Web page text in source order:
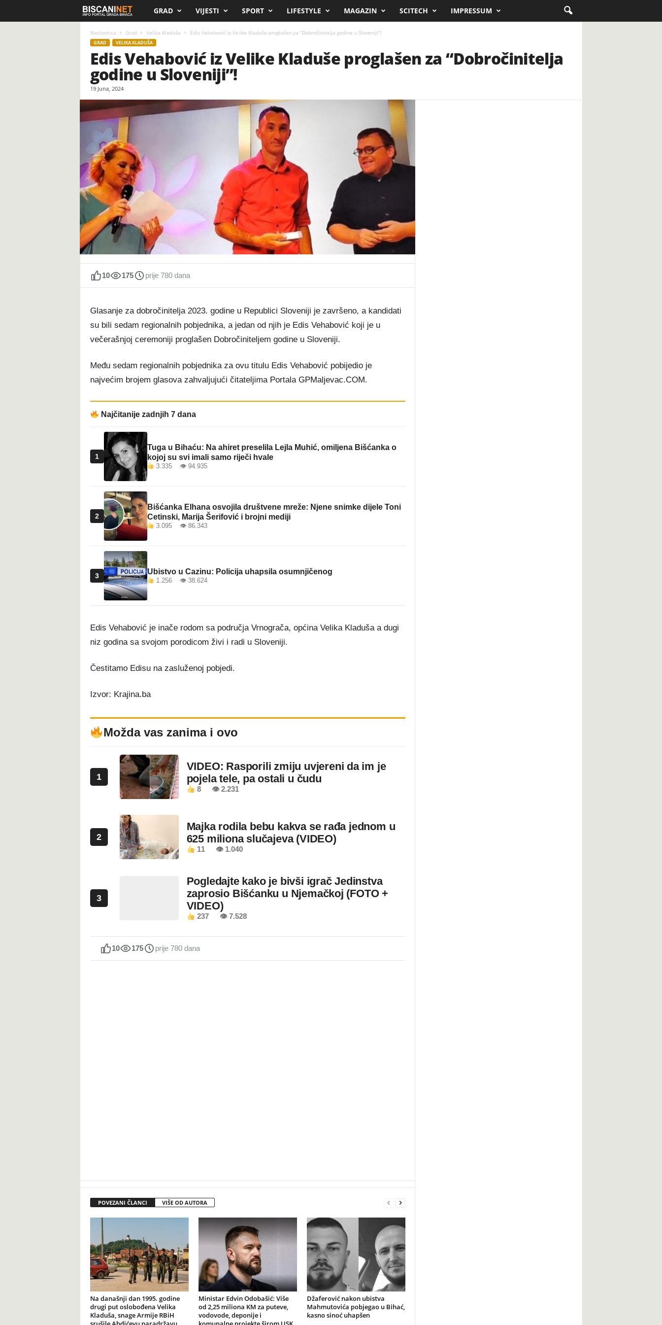
i
s
t
GRAD VIJESTI SPORT LIFESTYLE MAGAZIN SCITECH IMPRESSUM
Naslovnica Grad Velika Kladuša Edis Vehabović iz Velike Kladuše proglašen za “Dobročinitelja godine u Sloveniji”!
GRAD VELIKA KLADUŠA
Edis Vehabović iz Velike Kladuše proglašen za “Dobročinitelja
godine u Sloveniji”!
19 Juna, 2024
10 175 prije 780 dana
Glasanje za dobročinitelja 2023. godine u Republici Sloveniji je završeno, a kandidati
su bili sedam regionalnih pobjednika, a jedan od njih je Edis Vehabović koji je u
večerašnjoj ceremoniji proglašen Dobročiniteljem godine u Sloveniji.
Među sedam regionalnih pobjednika za ovu titulu Edis Vehabović pobijedio je
najvećim brojem glasova zahvaljujući čitateljima Portala GPMaljevac.COM.
Najčitanije zadnjih 7 dana
1
Tuga u Bihaću: Na ahiret preselila Lejla Muhić, omiljena Bišćanka o
kojoj su svi imali samo riječi hvale
3.335 👁 94.935
2
Bišćanka Elhana osvojila društvene mreže: Njene snimke dijele Toni
Cetinski, Marija Šerifović i brojni mediji
3.095 👁 86.343
3 Ubistvo u Cazinu: Policija uhapsila osumnjičenog
1.256 👁 38.624
Edis Vehabović je inače rodom sa područja Vrnograča, općina Velika Kladuša a dugi
niz godina sa svojom porodicom živi i radi u Sloveniji.
Čestitamo Edisu na zasluženoj pobjedi.
Izvor: Krajina.ba
Možda vas zanima i ovo
1
VIDEO: Rasporili zmiju uvjereni da im je
pojela tele, pa ostali u čudu
8 👁 2.231
2
Majka rodila bebu kakva se rađa jednom u
625 miliona slučajeva (VIDEO)
11 👁 1.040
3
Pogledajte kako je bivši igrač Jedinstva
zaprosio Bišćanku u Njemačkoj (FOTO +
VIDEO)
237 👁 7.528
10 175 prije 780 dana
POVEZANI ČLANCI VIŠE OD AUTORA
Na današnji dan 1995. godine
drugi put oslobođena Velika
Kladuša, snage Armije RBiH
Ministar Edvin Odobašić: Više
od 2,25 miliona KM za puteve,
vodovode, deponije i
Džaferović nakon ubistva
Mahmutovića pobjegao u Bihać,
kasno sinoć uhapšen